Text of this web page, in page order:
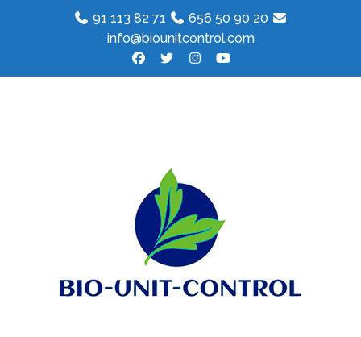
91 113 82 71
656 50 90 20
info@biounitcontrol.com